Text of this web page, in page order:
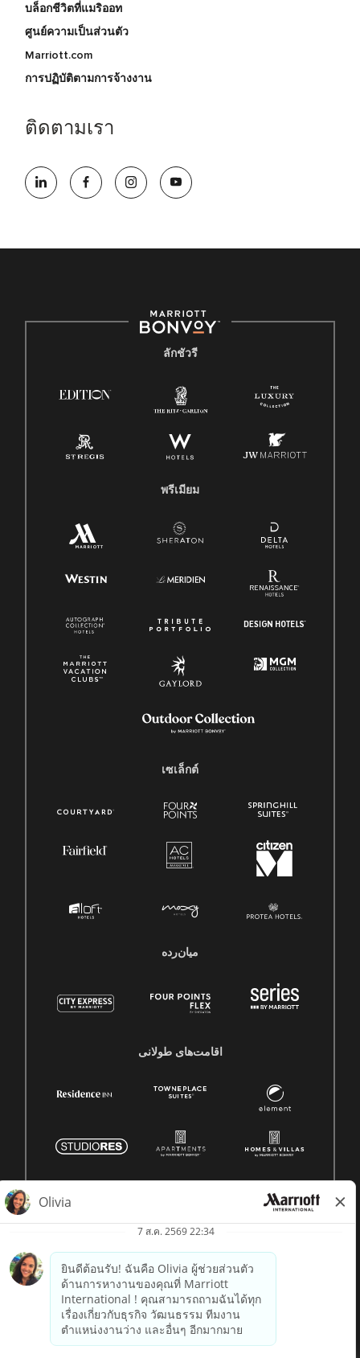
บล็อกชีวิตที่แมริออท
ศูนย์ความเป็นส่วนตัว
Marriott.com
การปฏิบัติตามการจ้างงาน
ติดตามเรา
ลักชัวรี
พรีเมียม
เซเล็กต์
میان‌رده
اقامت‌های طولانی